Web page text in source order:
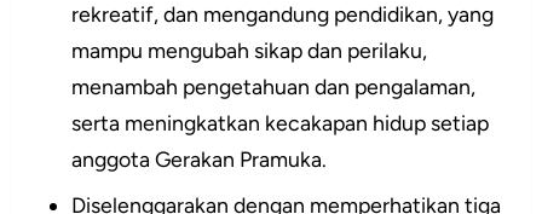
rekreatif, dan mengandung pendidikan, yang
mampu mengubah sikap dan perilaku,
menambah pengetahuan dan pengalaman,
serta meningkatkan kecakapan hidup setiap
anggota Gerakan Pramuka.
Diselenggarakan dengan memperhatikan tiga